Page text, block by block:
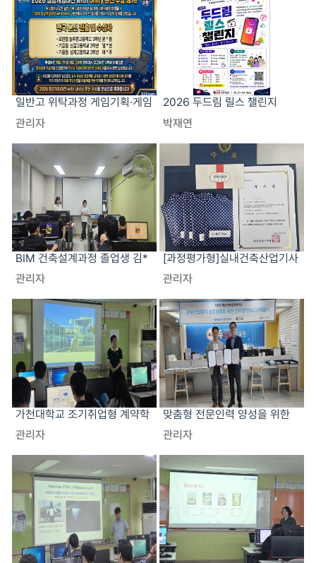
일반고 위탁과정 게임기획·게임
그래픽과정, 2026 청강게임대
전 with Unity 본선 수상 쾌거!
관리자
2026 두드림 릴스 챌린지
박재연
BIM 건축설계과정 졸업생 김*
희 선배와의 만남
관리자
[과정평가형]실내건축산업기사
자격증 취득(CAD.MAX.실내건
축인테리어디자인설계)과정 포
트폴리오 발표 및 수료식 성료
관리자
가천대학교 조기취업형 계약학
과 입시설명회
관리자
맞춤형 전문인력 양성을 위한
업무협약(MOU) 체결
관리자